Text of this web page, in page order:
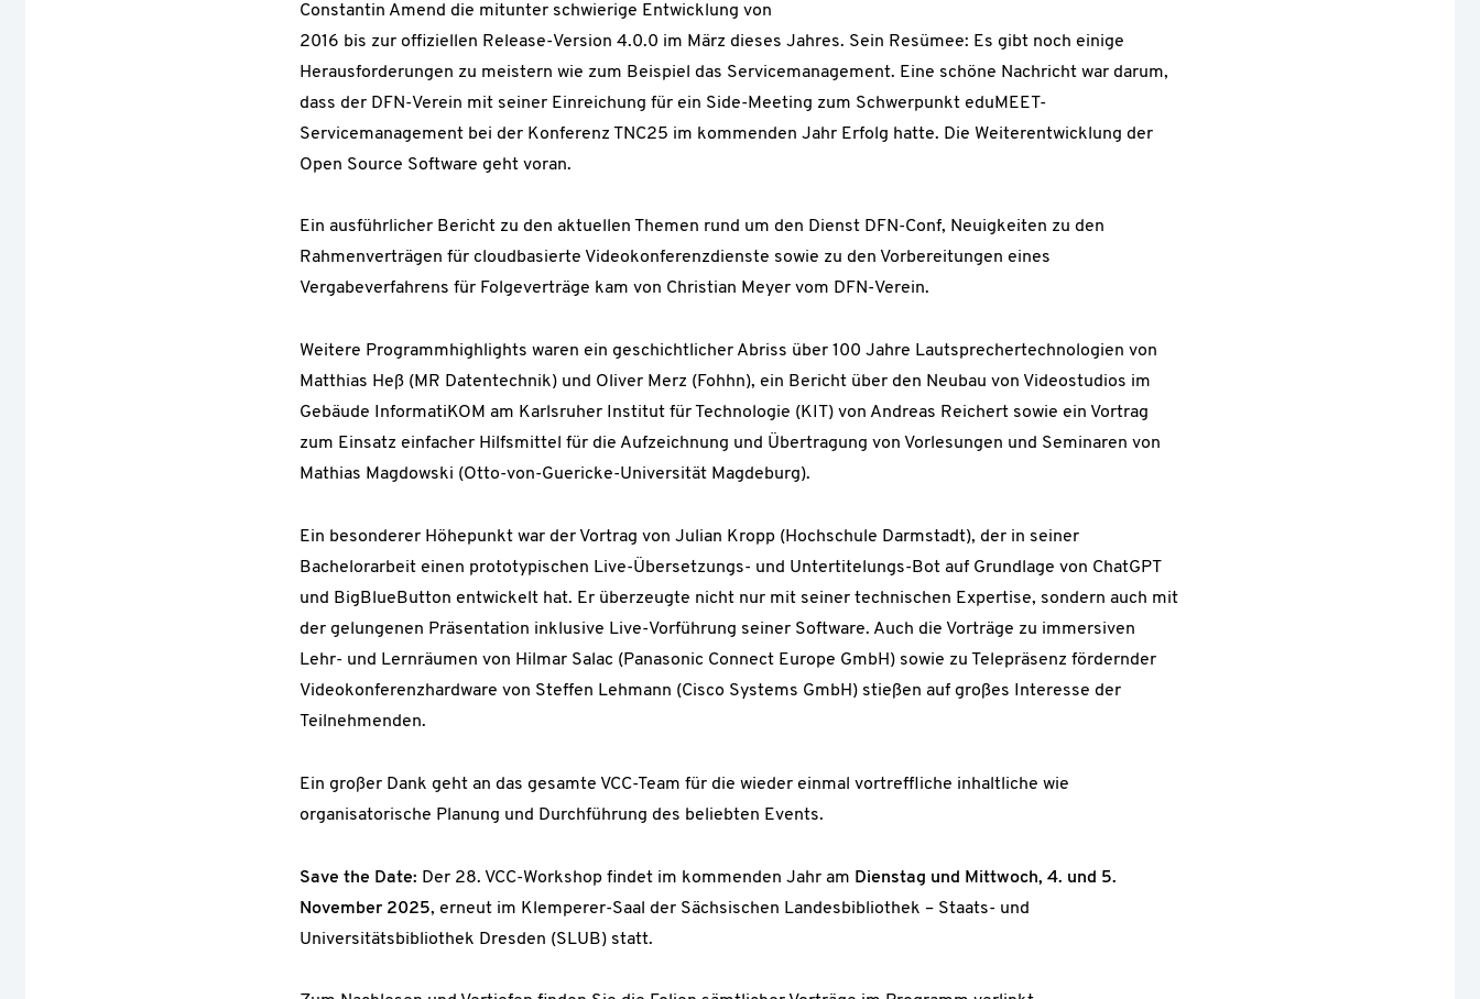
Constantin Amend die mitunter schwierige Entwicklung von
2016 bis zur offiziellen Release-Version 4.0.0 im März dieses Jahres. Sein Resümee: Es gibt noch einige
Herausforderungen zu meistern wie zum Beispiel das Servicemanagement. Eine schöne Nachricht war darum,
dass der DFN-Verein mit seiner Einreichung für ein Side-Meeting zum Schwerpunkt eduMEET-
Servicemanagement bei der Konferenz TNC25 im kommenden Jahr Erfolg hatte. Die Weiterentwicklung der
Open Source Software geht voran.
Ein ausführlicher Bericht zu den aktuellen Themen rund um den Dienst DFN-Conf, Neuigkeiten zu den
Rahmenverträgen für cloudbasierte Videokonferenzdienste sowie zu den Vorbereitungen eines
Vergabeverfahrens für Folgeverträge kam von Christian Meyer vom DFN-Verein.
Weitere Programmhighlights waren ein geschichtlicher Abriss über 100 Jahre Lautsprechertechnologien von
Matthias Heß (MR Datentechnik) und Oliver Merz (Fohhn), ein Bericht über den Neubau von Videostudios im
Gebäude InformatiKOM am Karlsruher Institut für Technologie (KIT) von Andreas Reichert sowie ein Vortrag
zum Einsatz einfacher Hilfsmittel für die Aufzeichnung und Übertragung von Vorlesungen und Seminaren von
Mathias Magdowski (Otto-von-Guericke-Universität Magdeburg).
Ein besonderer Höhepunkt war der Vortrag von Julian Kropp (Hochschule Darmstadt), der in seiner
Bachelorarbeit einen prototypischen Live-Übersetzungs- und Untertitelungs-Bot auf Grundlage von ChatGPT
und BigBlueButton entwickelt hat. Er überzeugte nicht nur mit seiner technischen Expertise, sondern auch mit
der gelungenen Präsentation inklusive Live-Vorführung seiner Software. Auch die Vorträge zu immersiven
Lehr- und Lernräumen von Hilmar Salac (Panasonic Connect Europe GmbH) sowie zu Telepräsenz fördernder
Videokonferenzhardware von Steffen Lehmann (Cisco Systems GmbH) stießen auf großes Interesse der
Teilnehmenden.
Ein großer Dank geht an das gesamte VCC-Team für die wieder einmal vortreffliche inhaltliche wie
organisatorische Planung und Durchführung des beliebten Events.
Save the Date: Der 28. VCC-Workshop findet im kommenden Jahr am Dienstag und Mittwoch, 4. und 5.
November 2025, erneut im Klemperer-Saal der Sächsischen Landesbibliothek – Staats- und
Universitätsbibliothek Dresden (SLUB) statt.